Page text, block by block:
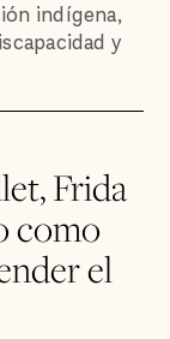
indígena,
y
Frida
como
el